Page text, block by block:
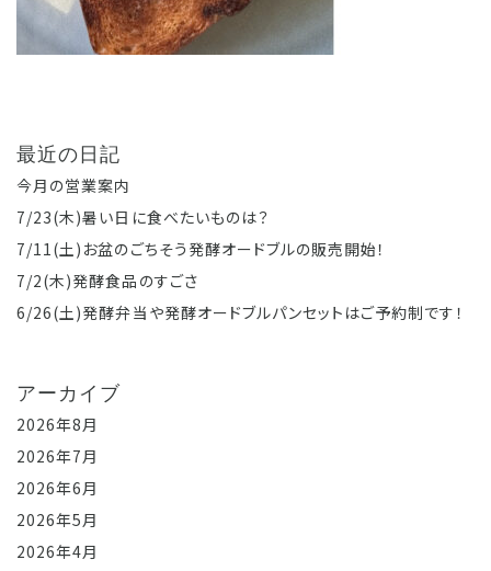
最近の日記
今月の営業案内
7/23(木)暑い日に食べたいものは？
7/11(土)お盆のごちそう発酵オードブルの販売開始！
7/2(木)発酵食品のすごさ
6/26(土)発酵弁当や発酵オードブルパンセットはご予約制です！
アーカイブ
2026年8月
2026年7月
2026年6月
2026年5月
2026年4月